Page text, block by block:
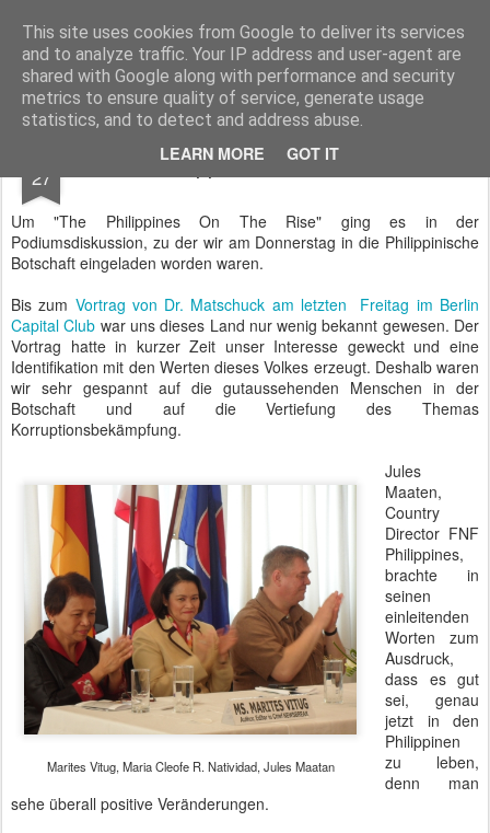
This site uses cookies from Google to deliver its services
and to analyze traffic. Your IP address and user-agent are
shared with Google along with performance and security
metrics to ensure quality of service, generate usage
statistics, and to detect and address abuse.
LEARN MORE GOT IT
BTB concept Media GmbH Presseberichte zu Bundespolitik, Diplomatie, Sicherheitspolitik, Wirtschaft, Fahrzeugtechnik und IT - Pressedienst, Fachartikel, Bildredaktion, O-Ton-Videos
27 Philippines On The Rise
Um "The Philippines On The Rise" ging es in der
Podiumsdiskussion, zu der wir am Donnerstag in die Philippinische
Botschaft eingeladen worden waren.
Bis zum Vortrag von Dr. Matschuck am letzten Freitag im Berlin
Capital Club war uns dieses Land nur wenig bekannt gewesen. Der
Vortrag hatte in kurzer Zeit unser Interesse geweckt und eine
Identifikation mit den Werten dieses Volkes erzeugt. Deshalb waren
wir sehr gespannt auf die gutaussehenden Menschen in der
Botschaft und auf die Vertiefung des Themas
Korruptionsbekämpfung.
Marites Vitug, Maria Cleofe R. Natividad, Jules Maatan
Jules
Maaten,
Country
Director FNF
Philippines,
brachte in
seinen
einleitenden
Worten zum
Ausdruck,
dass es gut
sei, genau
jetzt in den
Philippinen
zu leben,
denn man
sehe überall positive Veränderungen.